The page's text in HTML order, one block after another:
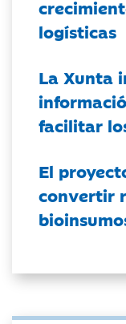
logísticas
La Xunta
facilitar
El
convertir